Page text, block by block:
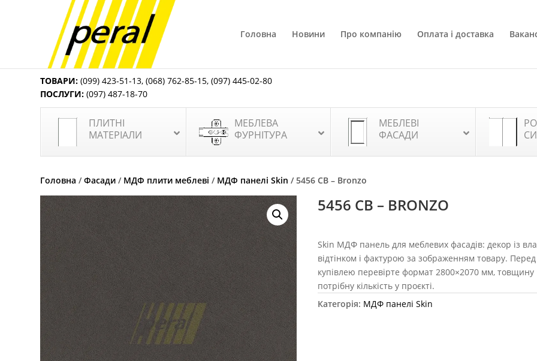
Головна Новини Про компанію Оплата і доставка
ТОВАРИ: (099) 423-51-13,(068) 762-85-15,(097) 445-02-80
ПОСЛУГИ: (097) 487-18-70
ПЛИТНІ
МАТЕРІАЛИ
МЕБЛЕВА
ФУРНІТУРА
МЕБЛЕВІ
ФАСАДИ
Головна /Фасади / МДФ плити меблеві / МДФ панелі Skin / 5456 CB – Bronzo
5456 CB – BRONZO
Skin МДФ панель для меблевих фасадів: декор із
відтінком і фактурою за зображенням товару. Перед
купівлею перевірте формат 2800×2070 мм, товщину
потрібну кількість у проєкті.
Категорія: МДФ панелі Skin